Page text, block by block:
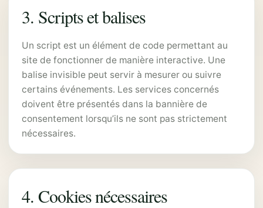
3. Scripts et balises
Un script est un élément de code permettant au
site de fonctionner de manière interactive. Une
balise invisible peut servir à mesurer ou suivre
certains événements. Les services concernés
doivent être présentés dans la bannière de
consentement lorsqu’ils ne sont pas strictement
nécessaires.
4. Cookies nécessaires